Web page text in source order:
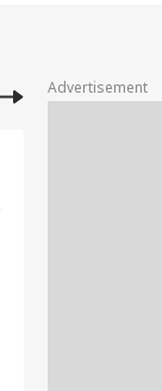
Advertisement